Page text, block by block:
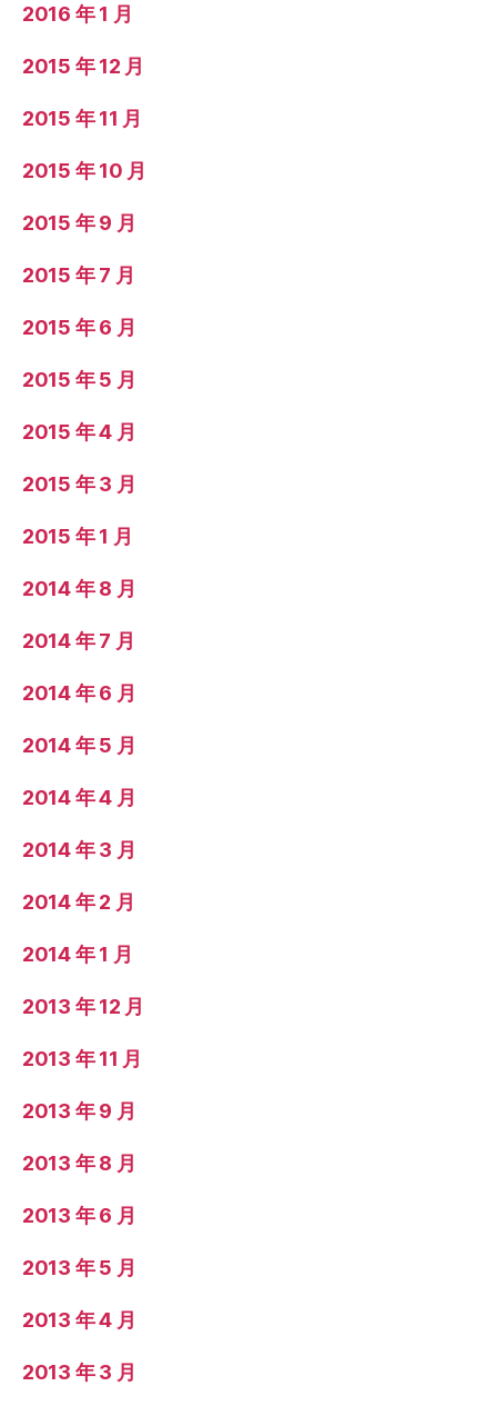
2016 年 1 月
2015 年 12 月
2015 年 11 月
2015 年 10 月
2015 年 9 月
2015 年 7 月
2015 年 6 月
2015 年 5 月
2015 年 4 月
2015 年 3 月
2015 年 1 月
2014 年 8 月
2014 年 7 月
2014 年 6 月
2014 年 5 月
2014 年 4 月
2014 年 3 月
2014 年 2 月
2014 年 1 月
2013 年 12 月
2013 年 11 月
2013 年 9 月
2013 年 8 月
2013 年 6 月
2013 年 5 月
2013 年 4 月
2013 年 3 月